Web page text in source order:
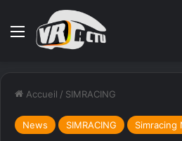
Menu
Accueil / SIMRACING
News SIMRACING Simracing